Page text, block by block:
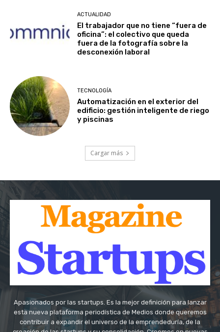
ACTUALIDAD
El trabajador que no tiene “fuera de
oficina”: el colectivo que queda
fuera de la fotografía sobre la
desconexión laboral
TECNOLOGÍA
Automatización en el exterior del
edificio: gestión inteligente de riego
y piscinas
Cargar más
Apasionados por las startups. Es la mejor definición para lanzar
esta nueva plataforma periodística de Medios donde queremos
contribuir a expandir el universo de la emprendeduría, de la